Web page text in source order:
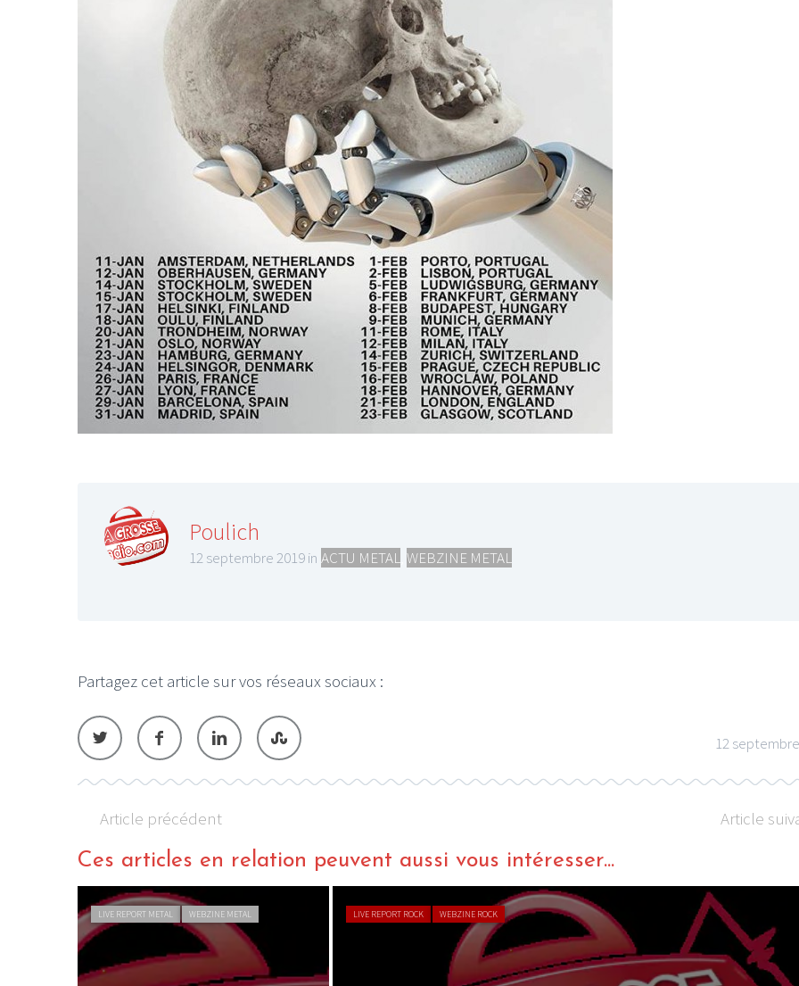
Poulich
12 septembre 2019 in ACTU METAL WEBZINE METAL
Partagez cet article sur vos réseaux sociaux :
12
Article précédent Article
Ces articles en relation peuvent aussi vous intéresser...
LIVE REPORT METAL WEBZINE METAL LIVE REPORT ROCK WEBZINE ROCK
LE GROS RIFFIFI –
Christmas Riffifi 2025 !!!